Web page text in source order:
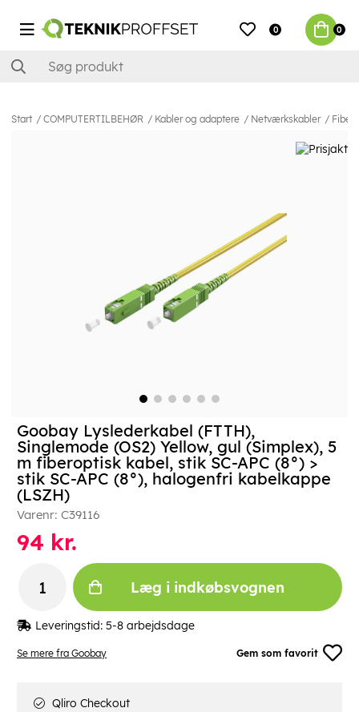
0 0
Start COMPUTERTILBEHØR Kabler og adaptere Netværkskabler
Se mere fra Goobay Gem som favorit
Goobay Lyslederkabel (FTTH),
Singlemode (OS2) Yellow, gul (Simplex), 5
m fiberoptisk kabel, stik SC-APC (8°) >
stik SC-APC (8°), halogenfri kabelkappe
(LSZH)
Varenr: C39116
94 kr.
Læg i indkøbsvognen
Leveringstid: 5-8 arbejdsdage
Qliro Checkout